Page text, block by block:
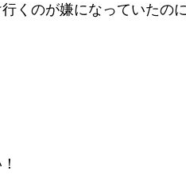
くのが嫌になっていたの